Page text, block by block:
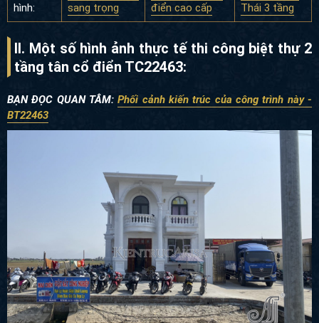
hình:
sang trọng
điển cao cấp
Thái 3 tầng
II. Một số hình ảnh thực tế thi công biệt thự 2
tầng tân cổ điển TC22463:
BẠN ĐỌC QUAN TÂM:Phối cảnh kiến trúc của công trình này -
BT22463